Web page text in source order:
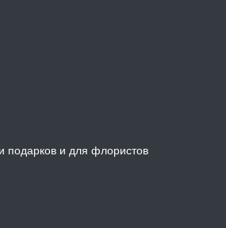
подарков и для флористов